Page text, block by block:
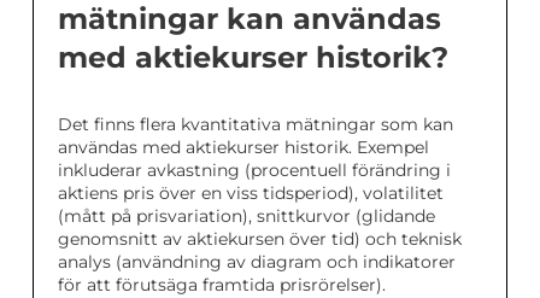
mätningar kan användas
med aktiekurser historik?
Det finns flera kvantitativa mätningar som kan
användas med aktiekurser historik. Exempel
inkluderar avkastning (procentuell förändring i
aktiens pris över en viss tidsperiod), volatilitet
(mått på prisvariation), snittkurvor (glidande
genomsnitt av aktiekursen över tid) och teknisk
analys (användning av diagram och indikatorer
för att förutsäga framtida prisrörelser).